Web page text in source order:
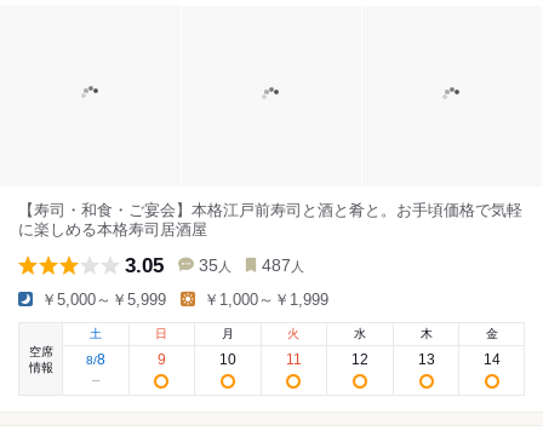
【寿司・和食・ご宴会】本格江戸前寿司と酒と肴と。お手頃価格で気軽
に楽しめる本格寿司居酒屋
3.05 35 人 487 人
￥5,000～￥5,999 ￥1,000～￥1,999
空席
情報
土
8/8
日
9
月
10
火
11
水
12
木
13
金
14